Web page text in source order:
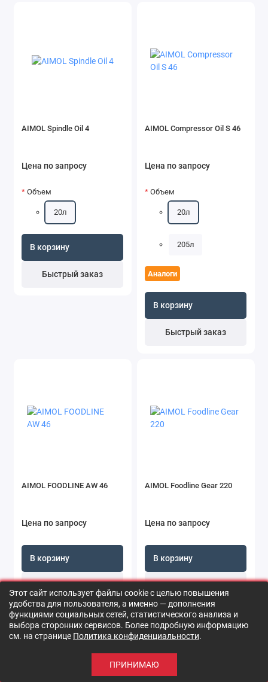
0
AIMOL Spindle Oil 4
Цена по запросу
Объем
20л
В корзину
Быстрый заказ
AIMOL Compressor Oil S 46
Цена по запросу
Аналоги
Объем
20л
205л
В корзину
Быстрый заказ
AIMOL FOODLINE AW 46
Цена по запросу
В корзину
AIMOL Foodline Gear 220
Цена по запросу
В корзину
Этот сайт использует файлы cookie с целью повышения
удобства для пользователя, а именно — дополнения
функциями социальных сетей, статистического анализа и
выбора сторонних сервисов. Более подробную информацию
см. на странице Политика конфиденциальности.
ПРИНИМАЮ